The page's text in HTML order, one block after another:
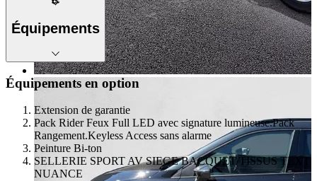
Équipements
Équipements en option
Extension de garantie
Pack Rider Feux Full LED avec signature lumineuse.Pack
Rangement.Keyless Access sans alarme
Peinture Bi-ton
SELLERIE SPORT AV SIEGE BACQUET/TISSUS TEXT
NUANCE